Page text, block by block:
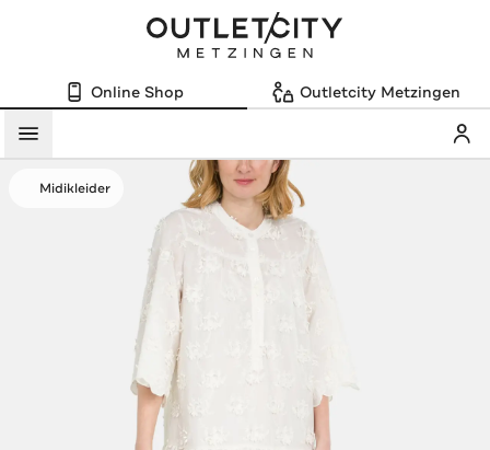
Online Shop Outletcity Metzingen
Menü
Midikleider